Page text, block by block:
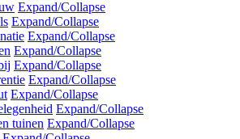
Expand/Collapse
Expand/Collapse
Expand/Collapse
Expand/Collapse
Expand/Collapse
Expand/Collapse
Expand/Collapse
Expand/Collapse
tuinen Expand/Collapse